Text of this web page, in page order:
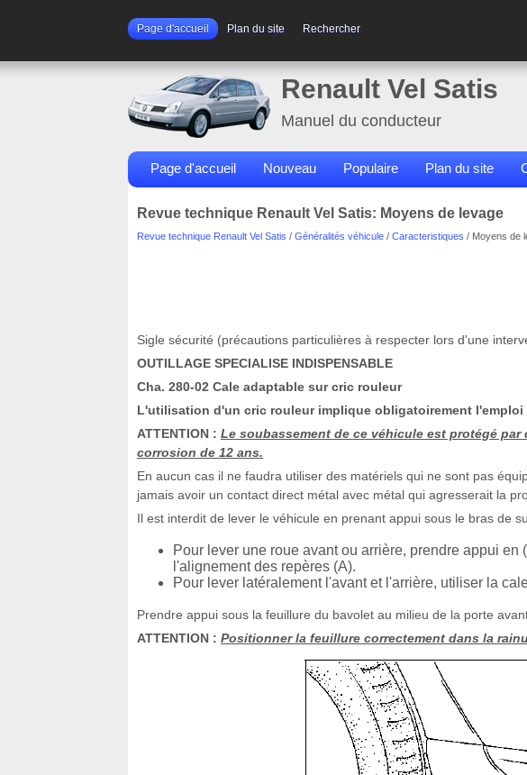
Page d'accueil Plan du site Rechercher
Renault Vel Satis
Manuel du conducteur
Page d'accueil Nouveau Populaire Plan du site
Revue technique Renault Vel Satis: Moyens de levage
Revue technique Renault Vel Satis / Généralités véhicule / Caracteristiques / Moyens de
Sigle sécurité (précautions particulières à respecter lors d'une
OUTILLAGE SPECIALISE INDISPENSABLE
Cha. 280-02 Cale adaptable sur cric rouleur
L'utilisation d'un cric rouleur implique obligatoirement l'emploi
ATTENTION : Le soubassement de ce véhicule est protégé
corrosion de 12 ans.
En aucun cas il ne faudra utiliser des matériels qui ne sont pas
jamais avoir un contact direct métal avec métal qui agresserait la
Il est interdit de lever le véhicule en prenant appui sous le bras de
Pour lever une roue avant ou arrière, prendre appui
l'alignement des repères (A).
Pour lever latéralement l'avant et l'arrière, utiliser la
Prendre appui sous la feuillure du bavolet au milieu de la porte
ATTENTION : Positionner la feuillure correctement dans la